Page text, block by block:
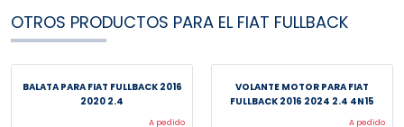
OTROS PRODUCTOS PARA EL FIAT FULLBACK
BALATA PARA FIAT FULLBACK 2016
2020 2.4
A pedido
VOLANTE MOTOR PARA FIAT
FULLBACK 2016 2024 2.4 4N15
A pedido